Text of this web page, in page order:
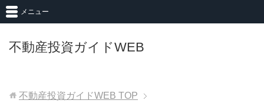
不動産投資ガイドWEB
メニュー
不動産投資ガイドWEB TOP